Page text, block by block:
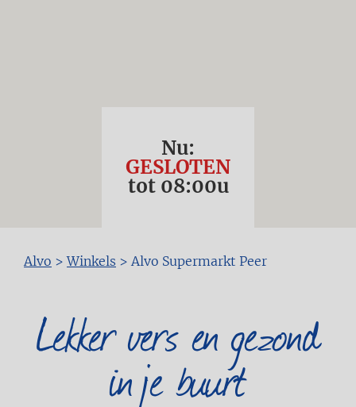
Nu:
GESLOTEN
tot 08:00u
Kruimelpad
Alvo >Winkels > Alvo Supermarkt Peer
Lekker vers en gezond
in je buurt